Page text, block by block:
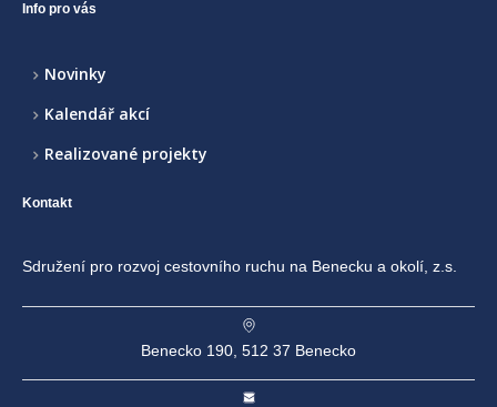
Info pro vás
Novinky
Kalendář akcí
Realizované projekty
Kontakt
Sdružení pro rozvoj cestovního ruchu na Benecku a okolí, z.s.
Benecko 190, 512 37 Benecko